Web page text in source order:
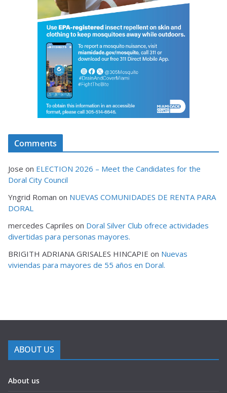
Comments
Jose on ELECTION 2026 – Meet the Candidates for the
Doral City Council
Yngrid Roman on NUEVAS COMUNIDADES DE RENTA PARA
DORAL
mercedes Capriles on Doral Silver Club ofrece actividades
divertidas para personas mayores.
BRIGITH ADRIANA GRISALES HINCAPIE on Nuevas
viviendas para mayores de 55 años en Doral.
ABOUT US
About us